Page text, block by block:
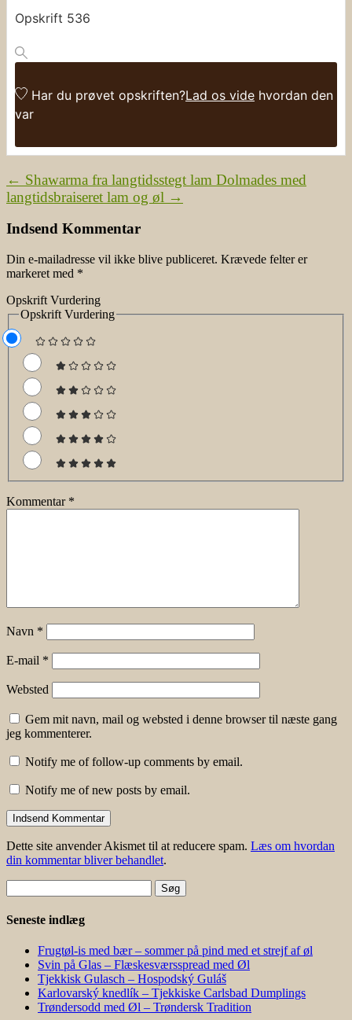
Opskrift 536
Har du prøvet opskriften?Lad os vide hvordan den
var
← Shawarma fra langtidsstegt lam Dolmades med
langtidsbraiseret lam og øl →
Indsend Kommentar
Din e-mailadresse vil ikke blive publiceret. Krævede felter er
markeret med *
Opskrift Vurdering
Opskrift Vurdering
Kommentar *
Navn *
E-mail *
Websted
Gem mit navn, mail og websted i denne browser til næste gang
jeg kommenterer.
Notify me of follow-up comments by email.
Notify me of new posts by email.
Dette site anvender Akismet til at reducere spam. Læs om hvordan
din kommentar bliver behandlet.
efter:
Seneste indlæg
Frugtøl-is med bær – sommer på pind med et strejf af øl
Svin på Glas – Flæskesværsspread med Øl
Tjekkisk Gulasch – Hospodský Guláš
Karlovarský knedlík – Tjekkiske Carlsbad Dumplings
Trøndersodd med Øl – Trøndersk Tradition